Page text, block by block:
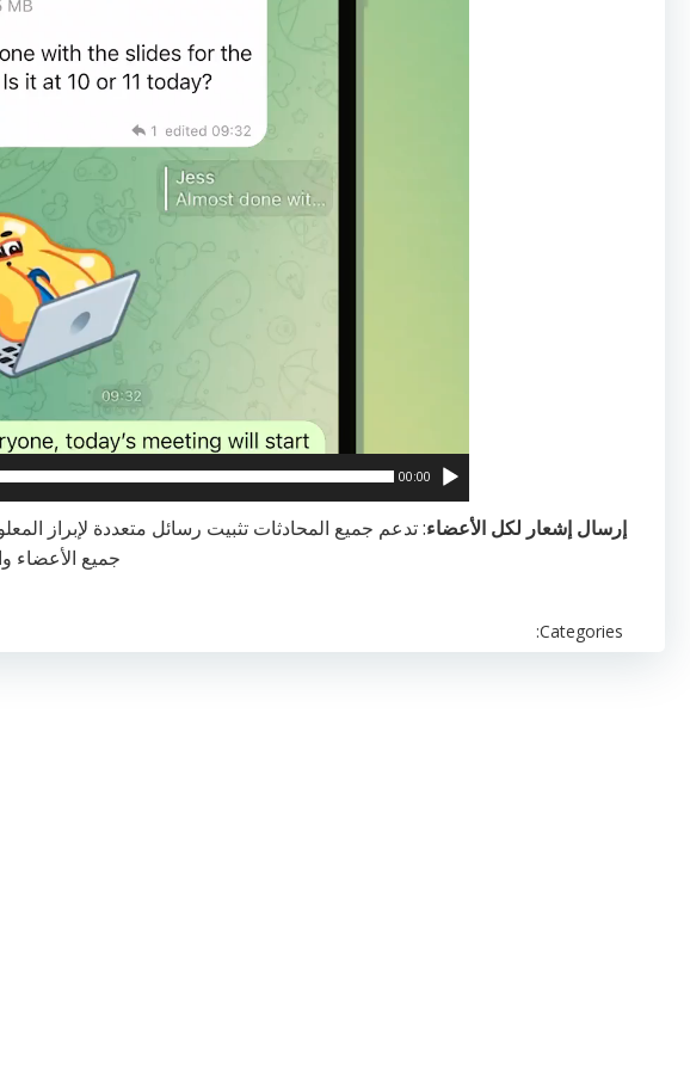
00:00
إرسال إشعار لكل الأعضاء: تدعم جميع المحادثات تثبيت رسائل متعددة لإبراز
جميع الأعضاء
Categories: